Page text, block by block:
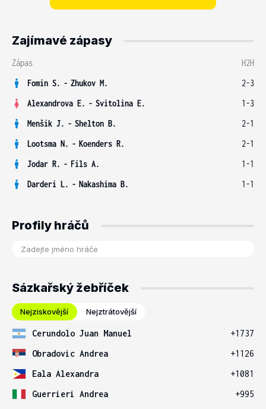
Zajímavé zápasy
Zápas
H2H
Fomin S. - Zhukov M.
2-3
Alexandrova E. - Svitolina E.
1-3
Menšík J. - Shelton B.
2-1
Lootsma N. - Koenders R.
2-1
Jodar R. - Fils A.
1-1
Darderi L. - Nakashima B. 1-1
Profily hráčů
Sázkařský žebříček
Nejziskovější Nejztrátovější
Cerundolo Juan Manuel
+1737
Obradovic Andrea
+1126
Eala Alexandra
+1081
Guerrieri Andrea
+995